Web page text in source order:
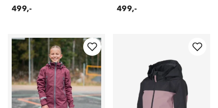
499,- 499,-